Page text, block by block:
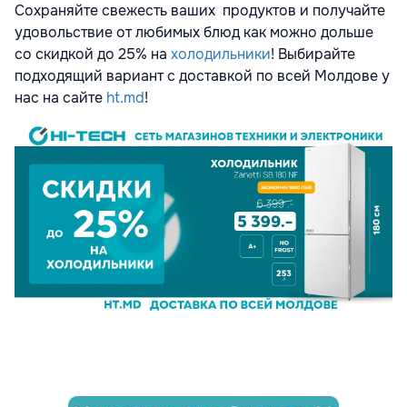
Сохраняйте свежесть ваших продуктов и получайте
удовольствие от любимых блюд как можно дольше
со скидкой до 25% на холодильники! Выбирайте
подходящий вариант с доставкой по всей Молдове у
нас на сайте ht.md!